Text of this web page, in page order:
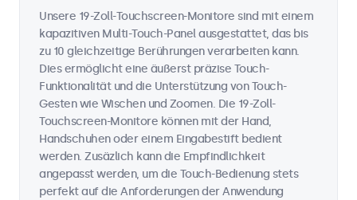
Unsere 19-Zoll-Touchscreen-Monitore sind mit einem
kapazitiven Multi-Touch-Panel ausgestattet, das bis
zu 10 gleichzeitige Berührungen verarbeiten kann.
Dies ermöglicht eine äußerst präzise Touch-
Funktionalität und die Unterstützung von Touch-
Gesten wie Wischen und Zoomen. Die 19-Zoll-
Touchscreen-Monitore können mit der Hand,
Handschuhen oder einem Eingabestift bedient
werden. Zusäzlich kann die Empfindlichkeit
angepasst werden, um die Touch-Bedienung stets
perfekt auf die Anforderungen der Anwendung